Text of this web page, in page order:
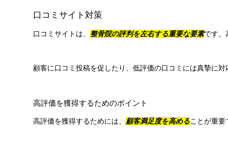
口コミサイト対策
口コミサイトは、 整骨院の評判を左右する重要な要素です。
顧客に口コミ投稿を促したり、低評価の口コミには真摯に
高評価を獲得するためのポイント
高評価を獲得するためには、 顧客満足度を高めることが重要